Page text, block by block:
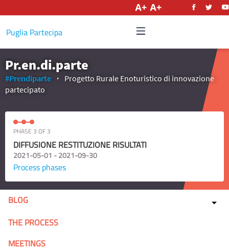
Puglia Partecipa
Pr.en.di.parte
#Prendiparte
Progetto Rurale Enoturistico di innovazione
partecipato
PHASE 3 OF 3
DIFFUSIONE RESTITUZIONE RISULTATI
2021-05-01 - 2021-09-30
Process phases
BLOG
THE PROCESS
MEETINGS